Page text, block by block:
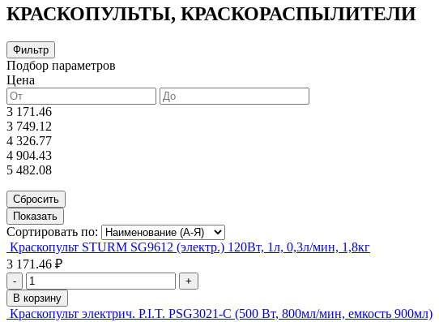
КРАСКОПУЛЬТЫ, КРАСКОРАСПЫЛИТЕЛИ
Фильтр
Подбор параметров
Цена
3 171.46
3 749.12
4 326.77
4 904.43
5 482.08
Сортировать по:
Краскопульт STURM SG9612 (электр.) 120Вт, 1л, 0,3л/мин, 1,8кг
3 171.46 ₽
-
+
В корзину
Краскопульт электрич. P.I.T. PSG3021-C (500 Вт, 800мл/мин, емкость 900мл)